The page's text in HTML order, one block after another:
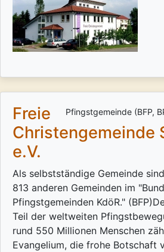
Pfingstgemeinde (BFP,
Freie
Christengemeinde
e.V.
Als selbstständige Gemeinde
813 anderen Gemeinden im
Pfingstgemeinden KdöR."
Teil der weltweiten
rund 550 Millionen Menschen
Evangelium, die frohe Botschaft